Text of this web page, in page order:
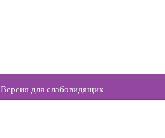
Версия для слабовидящих